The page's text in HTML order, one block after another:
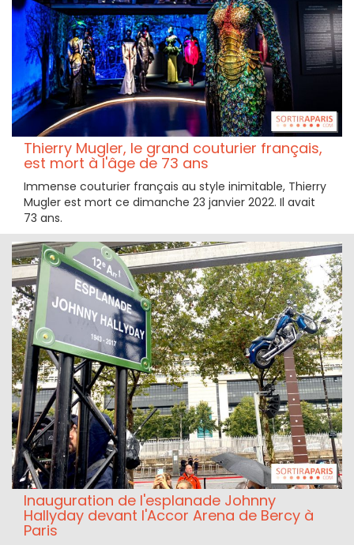
Thierry Mugler, le grand couturier français,
est mort à l'âge de 73 ans
Immense couturier français au style inimitable, Thierry
Mugler est mort ce dimanche 23 janvier 2022. Il avait
73 ans.
Inauguration de l'esplanade Johnny
Hallyday devant l'Accor Arena de Bercy à
Paris